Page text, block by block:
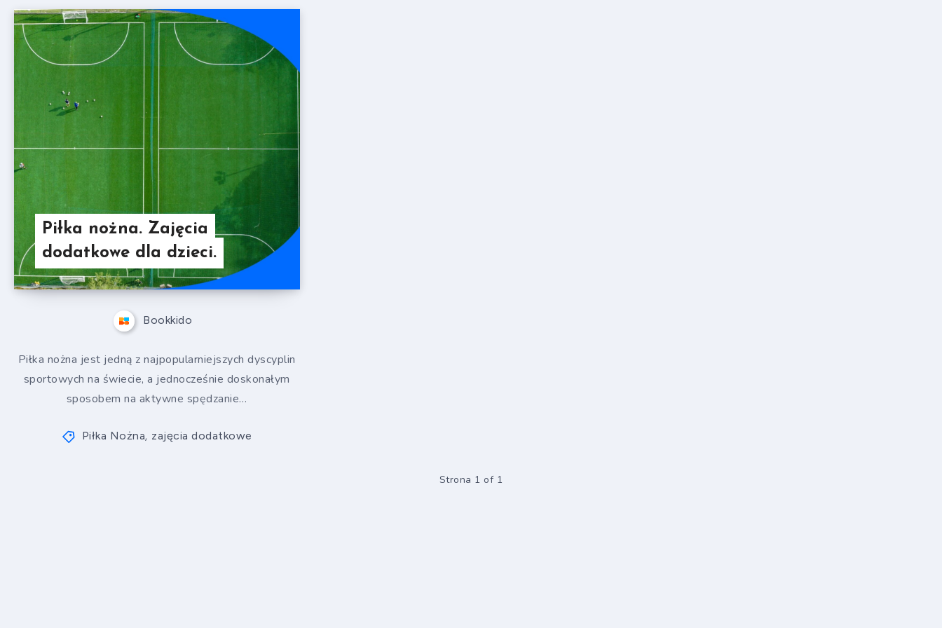
Piłka nożna. Zajęcia
dodatkowe dla dzieci.
Bookkido
Piłka nożna jest jedną z najpopularniejszych dyscyplin
sportowych na świecie, a jednocześnie doskonałym
sposobem na aktywne spędzanie…
Piłka Nożna, zajęcia dodatkowe
Strona 1 of 1